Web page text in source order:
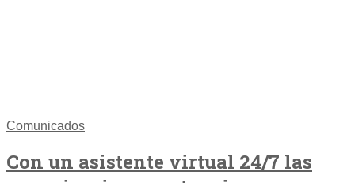
Comunicados
Con un asistente virtual 24/7 las